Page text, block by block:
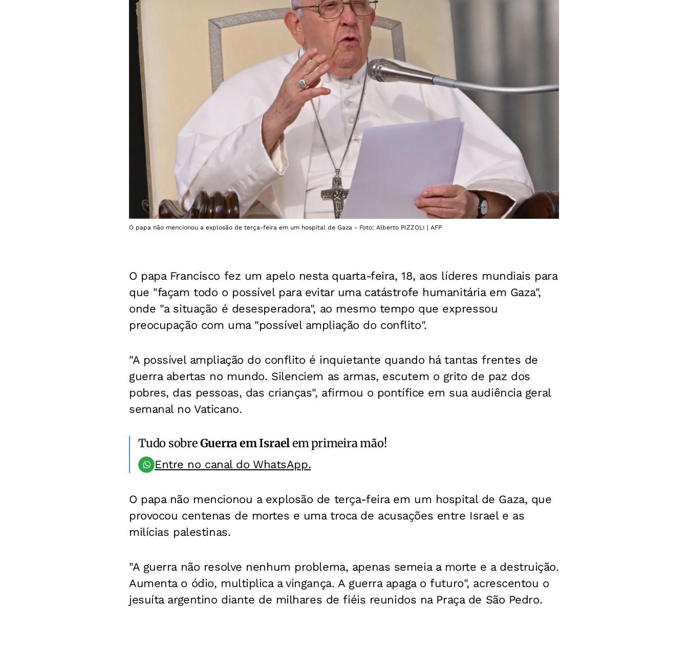
O papa não mencionou a explosão de terça-feira em um hospital de Gaza - Foto: Alberto PIZZOLI | AFP
O papa Francisco fez um apelo nesta quarta-feira, 18, aos líderes mundiais para
que "façam todo o possível para evitar uma catástrofe humanitária em Gaza",
onde "a situação é desesperadora", ao mesmo tempo que expressou
preocupação com uma "possível ampliação do conflito".
"A possível ampliação do conflito é inquietante quando há tantas frentes de
guerra abertas no mundo. Silenciem as armas, escutem o grito de paz dos
pobres, das pessoas, das crianças", afirmou o pontífice em sua audiência geral
semanal no Vaticano.
Tudo sobreGuerra em Israelem primeira mão!
Entre no canal do WhatsApp.
O papa não mencionou a explosão de terça-feira em um hospital de Gaza, que
provocou centenas de mortes e uma troca de acusações entre Israel e as
milícias palestinas.
"A guerra não resolve nenhum problema, apenas semeia a morte e a destruição.
Aumenta o ódio, multiplica a vingança. A guerra apaga o futuro", acrescentou o
jesuíta argentino diante de milhares de fiéis reunidos na Praça de São Pedro.